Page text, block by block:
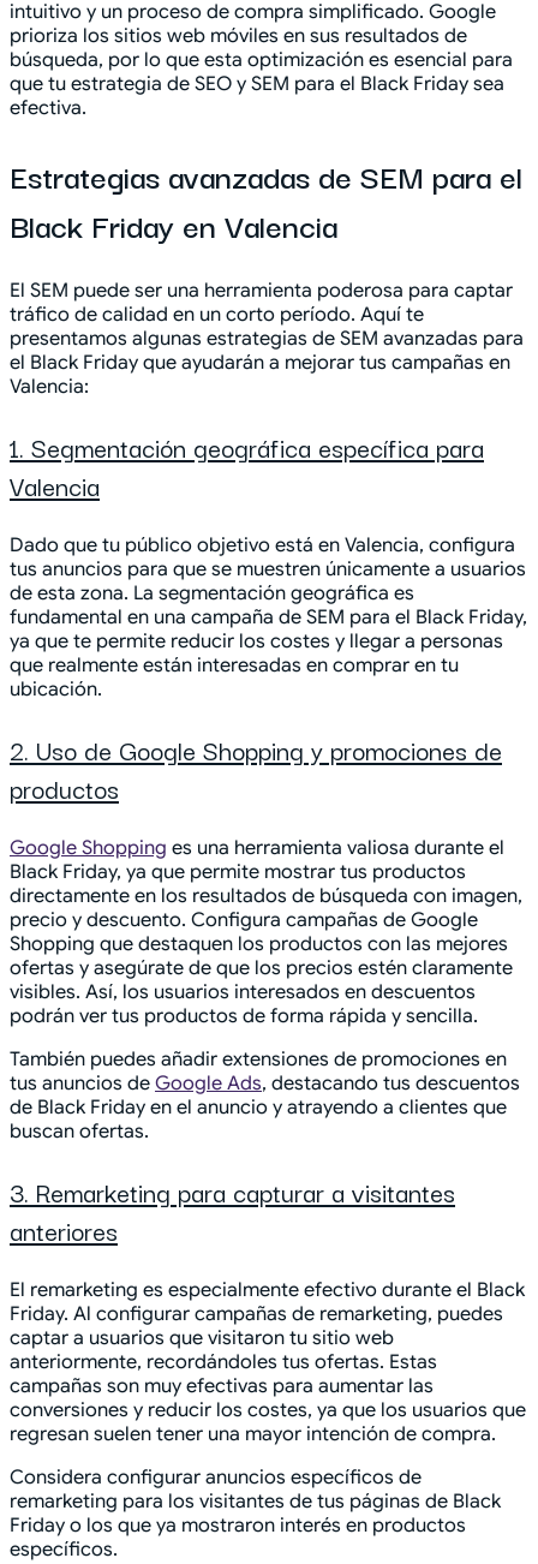
intuitivo y un proceso de compra simplificado. Google
prioriza los sitios web móviles en sus resultados de
búsqueda, por lo que esta optimización es esencial para
que tu estrategia de SEO y SEM para el Black Friday sea
efectiva.
Estrategias avanzadas de SEM para el
Black Friday en Valencia
El SEM puede ser una herramienta poderosa para captar
tráfico de calidad en un corto período. Aquí te
presentamos algunas estrategias de SEM avanzadas para
el Black Friday que ayudarán a mejorar tus campañas en
Valencia:
1. Segmentación geográfica específica para
Valencia
Dado que tu público objetivo está en Valencia, configura
tus anuncios para que se muestren únicamente a usuarios
de esta zona. La segmentación geográfica es
fundamental en una campaña de SEM para el Black Friday,
ya que te permite reducir los costes y llegar a personas
que realmente están interesadas en comprar en tu
ubicación.
2. Uso de Google Shopping y promociones de
productos
Google Shopping es una herramienta valiosa durante el
Black Friday, ya que permite mostrar tus productos
directamente en los resultados de búsqueda con imagen,
precio y descuento. Configura campañas de Google
Shopping que destaquen los productos con las mejores
ofertas y asegúrate de que los precios estén claramente
visibles. Así, los usuarios interesados en descuentos
podrán ver tus productos de forma rápida y sencilla.
También puedes añadir extensiones de promociones en
tus anuncios de Google Ads, destacando tus descuentos
de Black Friday en el anuncio y atrayendo a clientes que
buscan ofertas.
3. Remarketing para capturar a visitantes
anteriores
El remarketing es especialmente efectivo durante el Black
Friday. Al configurar campañas de remarketing, puedes
captar a usuarios que visitaron tu sitio web
anteriormente, recordándoles tus ofertas. Estas
campañas son muy efectivas para aumentar las
conversiones y reducir los costes, ya que los usuarios que
regresan suelen tener una mayor intención de compra.
Considera configurar anuncios específicos de
remarketing para los visitantes de tus páginas de Black
Friday o los que ya mostraron interés en productos
específicos.